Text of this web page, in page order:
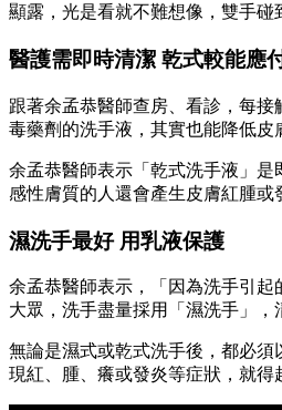
顯露，光是看就不難想像，雙手碰
醫護需即時清潔 乾式較能應
跟著余孟恭醫師查房、看診，每
毒藥劑的洗手液，其實也能降低皮
余孟恭醫師表示「乾式洗手液」
感性膚質的人還會產生皮膚紅腫或
濕洗手最好 用乳液保護
余孟恭醫師表示，「因為洗手引
大眾，洗手盡量採用「濕洗手」，
無論是濕式或乾式洗手後，都必
現紅、腫、癢或發炎等症狀，就得